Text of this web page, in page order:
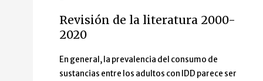
Revisión de la literatura 2000-
2020
En general, la prevalencia del consumo de
sustancias entre los adultos con IDD parece ser